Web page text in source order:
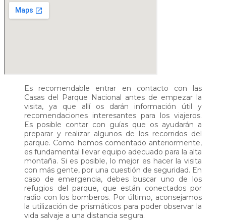
Es recomendable entrar en contacto con las
Casas del Parque Nacional antes de empezar la
visita, ya que allí os darán información útil y
recomendaciones interesantes para los viajeros.
Es posible contar con guías que os ayudarán a
preparar y realizar algunos de los recorridos del
parque. Como hemos comentado anteriormente,
es fundamental llevar equipo adecuado para la alta
montaña. Si es posible, lo mejor es hacer la visita
con más gente, por una cuestión de seguridad. En
caso de emergencia, debes buscar uno de los
refugios del parque, que están conectados por
radio con los bomberos. Por último, aconsejamos
la utilización de prismáticos para poder observar la
vida salvaje a una distancia segura.